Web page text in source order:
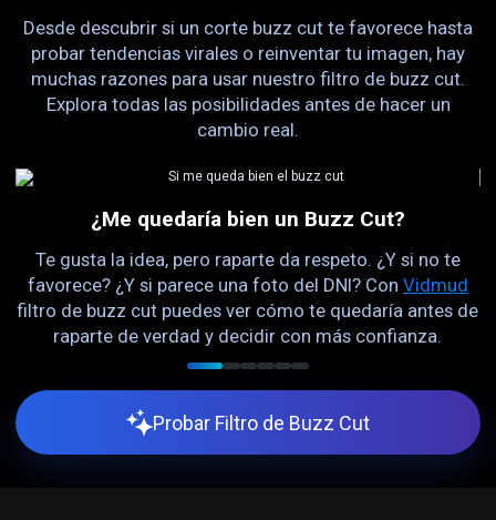
Desde descubrir si un corte buzz cut te favorece hasta
probar tendencias virales o reinventar tu imagen, hay
muchas razones para usar nuestro filtro de buzz cut.
Explora todas las posibilidades antes de hacer un
cambio real.
¿Me quedaría bien un Buzz Cut?
Te gusta la idea, pero raparte da respeto. ¿Y si no te
favorece? ¿Y si parece una foto del DNI? Con Vidmud
filtro de buzz cut puedes ver cómo te quedaría antes de
raparte de verdad y decidir con más confianza.
Probar Filtro de Buzz Cut